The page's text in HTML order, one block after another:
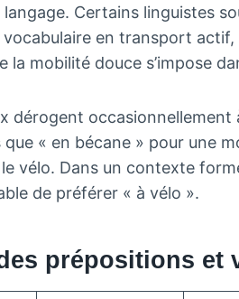
Certains linguistes
en transport
la mobilité douce s’impose
dérogent
« en bécane » pour une
vélo. Dans un contexte
de préférer « à vélo ».
prépositions et